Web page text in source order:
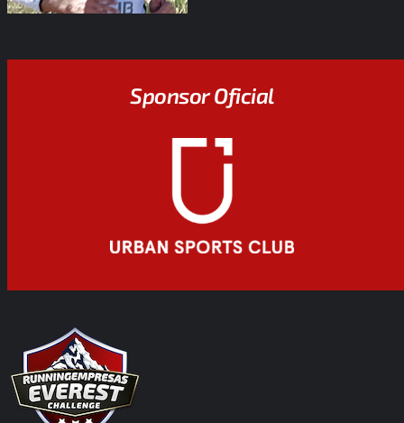
Sponsor Oficial